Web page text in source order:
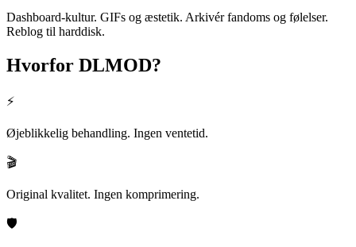
Dashboard-kultur. GIFs og æstetik. Arkivér fandoms og følelser.
Reblog til harddisk.
Hvorfor DLMOD?
⚡
Øjeblikkelig behandling. Ingen ventetid.
🎬
Original kvalitet. Ingen komprimering.
🛡️